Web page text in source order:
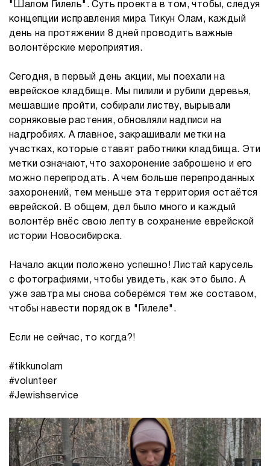
"Шалом Гилель". Суть проекта в том, чтобы, следуя
концепции исправления мира Тикун Олам, каждый
день на протяжении 8 дней проводить важные
волонтёрские мероприятия.
Сегодня, в первый день акции, мы поехали на
еврейское кладбище. Мы пилили и рубили деревья,
мешавшие пройти, собирали листву, вырывали
сорняковые растения, обновляли надписи на
надгробиях. А главное, закрашивали метки на
участках, которые ставят работники кладбища. Эти
метки означают, что захоронение заброшено и его
можно перепродать. А чем больше перепроданных
захоронений, тем меньше эта территория остаётся
еврейской. В общем, дел было много и каждый
волонтёр внёс свою лепту в сохранение еврейской
истории Новосибирска.
Начало акции положено успешно! Листай карусель
с фотографиями, чтобы увидеть, как это было. А
уже завтра мы снова соберёмся тем же составом,
чтобы навести порядок в "Гилеле".
Если не сейчас, то когда?!
#tikkunolam
#volunteer
#Jewishservice